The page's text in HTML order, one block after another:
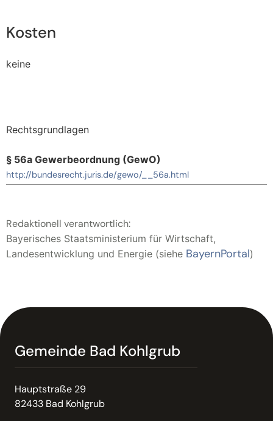
Kosten
keine
Rechtsgrundlagen
§ 56a Gewerbeordnung (GewO)
http://bundesrecht.juris.de/gewo/__56a.html
Redaktionell verantwortlich:
Bayerisches Staatsministerium für Wirtschaft,
Landesentwicklung und Energie (siehe BayernPortal)
Gemeinde Bad Kohlgrub
Hauptstraße 29
82433 Bad Kohlgrub